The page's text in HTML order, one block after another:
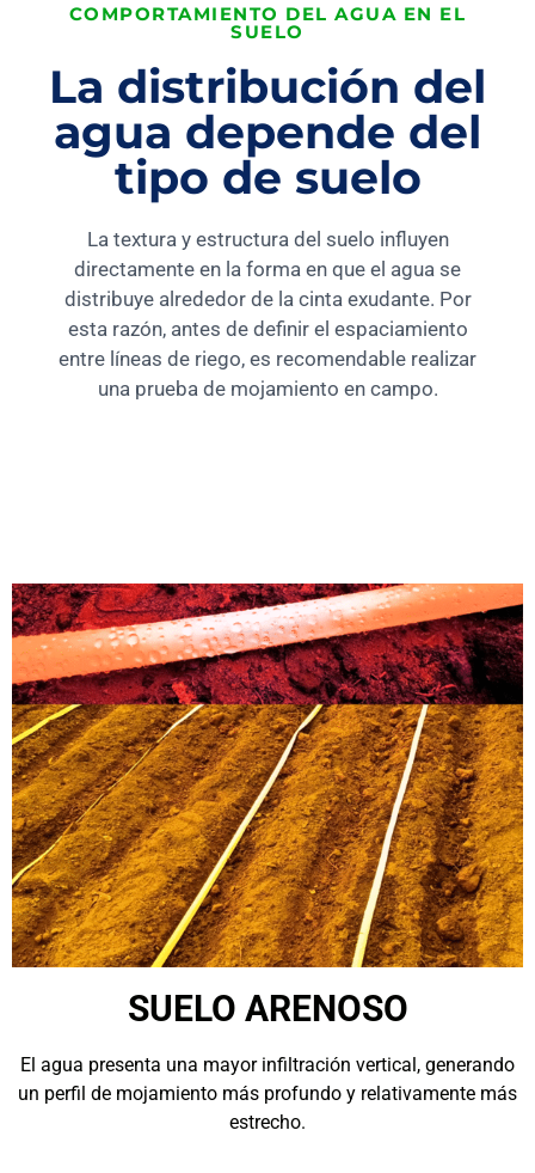
COMPORTAMIENTO DEL AGUA EN EL
SUELO
La distribución del
agua depende del
tipo de suelo
La textura y estructura del suelo influyen
directamente en la forma en que el agua se
distribuye alrededor de la cinta exudante. Por
esta razón, antes de definir el espaciamiento
entre líneas de riego, es recomendable realizar
una prueba de mojamiento en campo.
SUELO ARENOSO
El agua presenta una mayor infiltración vertical, generando
un perfil de mojamiento más profundo y relativamente más
estrecho.